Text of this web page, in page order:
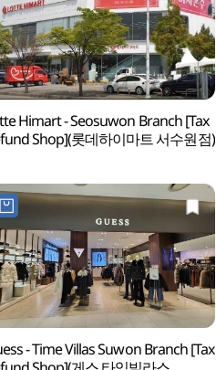
Himart - Seosuwon Branch [Tax
Shop](롯데하이마트 서수원점)
- Time Villas Suwon Branch [Tax